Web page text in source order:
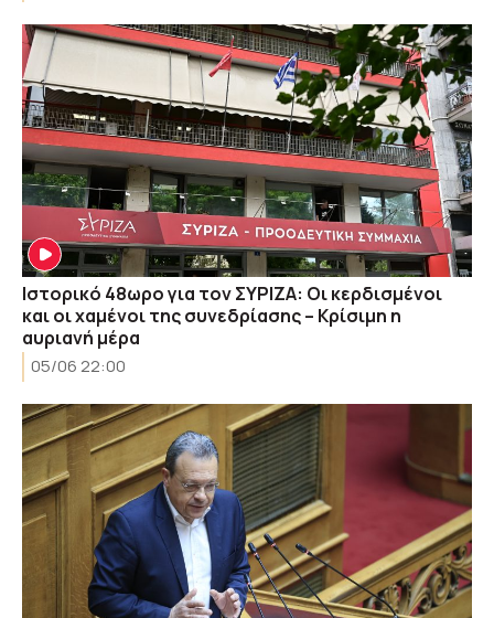
Ιστορικό 48ωρο για τον ΣΥΡΙΖΑ: Οι κερδισμένοι
και οι χαμένοι της συνεδρίασης – Κρίσιμη η
αυριανή μέρα
05/06 22:00